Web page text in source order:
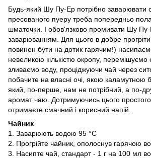
Будь-який Шу Пу-Ер потрібно
пресованого пуеру треба попередньо
шматочки. І обов'язково промивати Шу
заварюванням. Для цього в добре
повинен бути на дотик гарячим!)
невеликою кількістю окропу, перемішуємо
зливаємо воду, проціджуючи чай через
побачите на власні очі, якою каламутною
який, по-перше, нам не потрібний, а по-
аромат чаю. Дотримуючись цього
отримаєте смачний і корисний напій.
Чайник
1. Заварюють водою 95 °С
2. Прогрійте чайник, ополоснув гарячою
3. Насипте чай, стандарт - 1 г на 100 мл